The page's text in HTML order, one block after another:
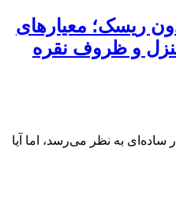
ریسک؛ معیارهای
منزل و ظروف نقره
به نظر می‌رسد، اما آیا